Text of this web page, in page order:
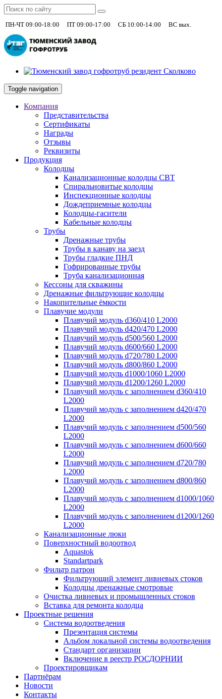
ПН-ЧТ 09:00-18:00 ПТ 09:00-17:00 СБ 10:00-14:00 ВС вых.
Toggle navigation
Компания
Представительства
Сертификаты
Награды
Отзывы
Реквизиты
Продукция
Колодцы
Канализационные колодцы СВТ
Спиральновитые колодцы
Инспекционные колодцы
Дождеприемные колодцы
Колодцы-гасители
Кабельные колодцы
Трубы
Дренажные трубы
Трубы в канаву на заезд
Трубы гладкие ПНД
Гофрированные трубы
Труба канализационная
Кессоны для скважины
Дренажные фильтрующие колодцы
Накопительные ёмкости
Плавучие модули
Плавучий модуль d360/410 L2000
Плавучий модуль d420/470 L2000
Плавучий модуль d500/560 L2000
Плавучий модуль d600/660 L2000
Плавучий модуль d720/780 L2000
Плавучий модуль d800/860 L2000
Плавучий модуль d1000/1060 L2000
Плавучий модуль d1200/1260 L2000
Плавучий модуль с заполнением d360/410
L2000
Плавучий модуль с заполнением d420/470
L2000
Плавучий модуль с заполнением d500/560
L2000
Плавучий модуль с заполнением d600/660
L2000
Плавучий модуль с заполнением d720/780
L2000
Плавучий модуль с заполнением d800/860
L2000
Плавучий модуль с заполнением d1000/1060
L2000
Плавучий модуль с заполнением d1200/1260
L2000
Канализационные люки
Поверхностный водоотвод
Aquastok
Standartpark
Фильтр патрон
Фильтрующий элемент ливневых стоков
Колодцы дренажные смотровые
Очистка ливневых и промышленных стоков
Вставка для ремонта колодца
Проектные решения
Система водоотведения
Презентация системы
Альбом локальной системы водоотведения
Стандарт организации
Включение в реестр РОСДОРНИИ
Проектировщикам
Партнёрам
Новости
Контакты